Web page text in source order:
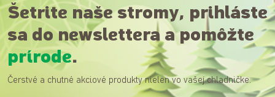
Šetrite naše stromy, prihláste
sa do newslettera a pomôžte
prírode.
Čerstvé a chutné akciové produkty nielen vo vašej chladničke.